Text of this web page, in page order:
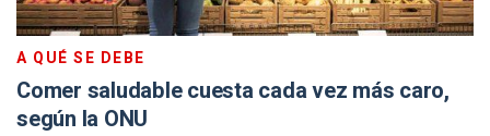
A QUÉ SE DEBE
Comer saludable cuesta cada vez más caro,
según la ONU